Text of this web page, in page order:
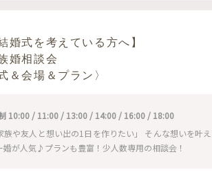
婚式を考えている方へ】
婚相談会
＆会場＆プラン〉
10:00 / 11:00 / 13:00 / 14:00 / 16:00 / 18:00
族や友人と想い出の1日を作りたい」 そんな想いを叶え
婚が人気♪プランも豊富！少人数専用の相談会！